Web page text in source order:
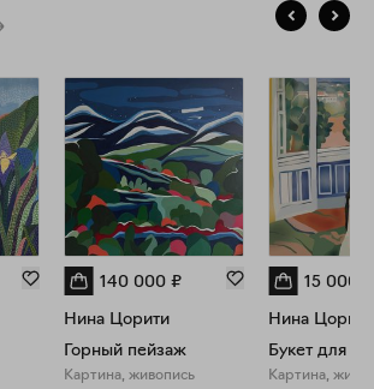
140 000 ₽
Нина Цорити
Горный пейзаж
Картина, живопись
15 000
Нина Цорити
Букет для
Картина,